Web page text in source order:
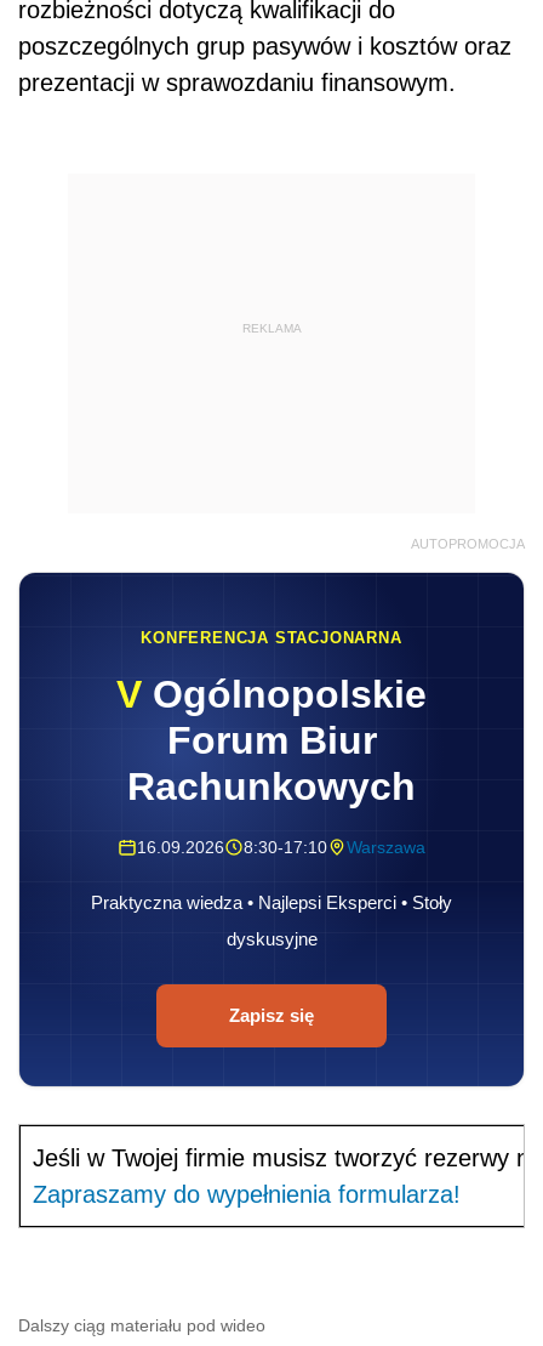
rozbieżności dotyczą kwalifikacji do
poszczególnych grup pasywów i kosztów oraz
prezentacji w sprawozdaniu finansowym.
REKLAMA
AUTOPROMOCJA
KONFERENCJA STACJONARNA
V Ogólnopolskie
Forum Biur
Rachunkowych
16.09.2026 8:30-17:10 Warszawa
Praktyczna wiedza • Najlepsi Eksperci • Stoły
dyskusyjne
Zapisz się
Jeśli w Twojej firmie musisz tworzyć rezerwy
Zapraszamy do wypełnienia formularza!
Dalszy ciąg materiału pod wideo